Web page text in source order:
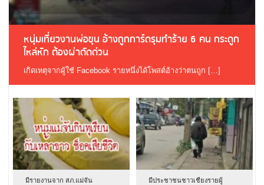
หนุ่มเที่ยวงานพ่อขุน อ้างถูกการ์ดรุมทำร้าย 6 คน กระดูก
ไหล่หัก ต้องผ่าตัดด่วน
เกิดเหตุจากผู้ใช้ Facebook รายหนึ่งได้โพสต์อ้างว่าตนถูก […]
มีรายงานจาก สภ.แม่จัน
มีประชาชนชาวเชียงรายผู้